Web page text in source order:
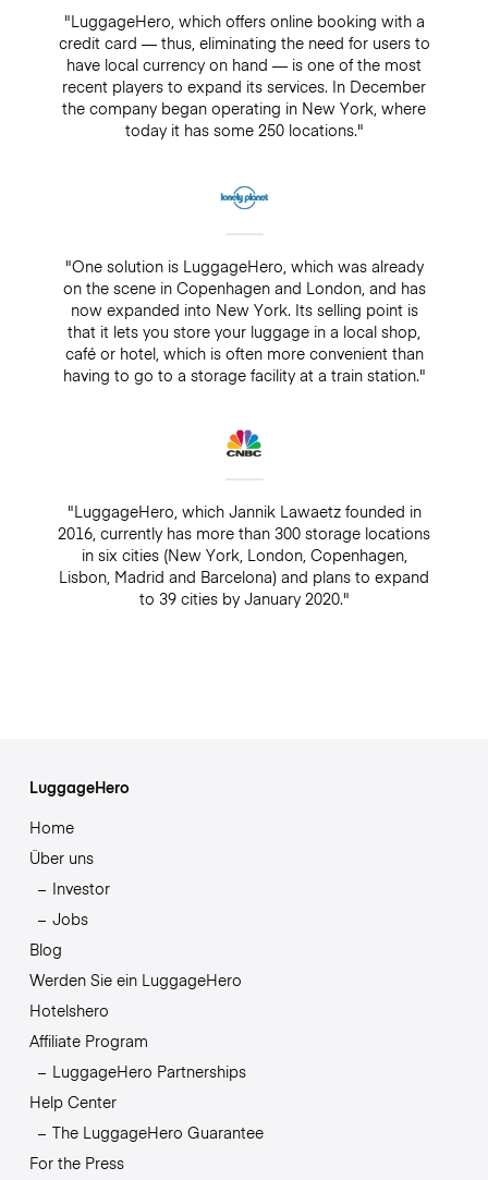
"LuggageHero, which offers online booking with a
credit card — thus, eliminating the need for users to
have local currency on hand — is one of the most
recent players to expand its services. In December
the company began operating in New York, where
today it has some 250 locations."
"One solution is LuggageHero, which was already
on the scene in Copenhagen and London, and has
now expanded into New York. Its selling point is
that it lets you store your luggage in a local shop,
café or hotel, which is often more convenient than
having to go to a storage facility at a train station."
"LuggageHero, which Jannik Lawaetz founded in
2016, currently has more than 300 storage locations
in six cities (New York, London, Copenhagen,
Lisbon, Madrid and Barcelona) and plans to expand
to 39 cities by January 2020."
LuggageHero
Home
Über uns
Investor
Jobs
Blog
Werden Sie ein LuggageHero
Hotelshero
Affiliate Program
LuggageHero Partnerships
Help Center
The LuggageHero Guarantee
For the Press